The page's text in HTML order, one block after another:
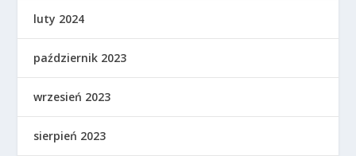
luty 2024
październik 2023
wrzesień 2023
sierpień 2023